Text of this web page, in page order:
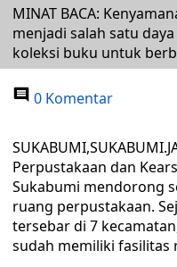
MINAT BACA:
menjadi salah satu
koleksi buku untuk
0 Komentar
Perpustakaan dan
Sukabumi mendorong
ruang perpustakaan.
tersebar di 7
sudah memiliki fasilitas